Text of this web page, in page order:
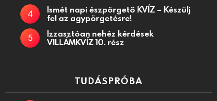
Ismét napi észpörgető KVÍZ – Készülj
fel az agypörgetésre!
Izzasztóan nehéz kérdések
VILLÁMKVÍZ 10. rész
TUDÁSPRÓBA